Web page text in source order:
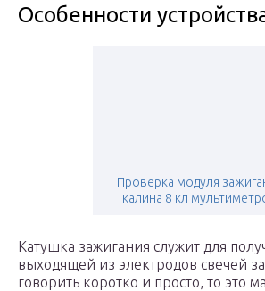
Особенности
Проверка модуля
калина 8 кл
Катушка зажигания служит для
выходящей из электродов свечей
говорить коротко и просто, то это